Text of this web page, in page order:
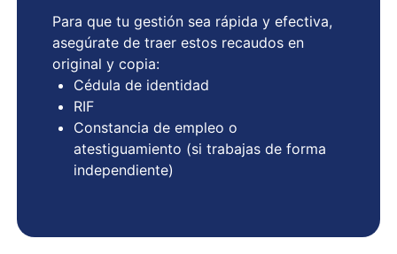
Para que tu gestión sea rápida y efectiva,
asegúrate de traer estos recaudos en
original y copia:
Cédula de identidad
RIF
Constancia de empleo o
atestiguamiento (si trabajas de forma
independiente)